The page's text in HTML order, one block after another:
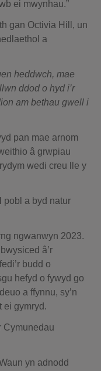
ei mwynhau.”
gan Octivia Hill, un
a
heddwch, mae
ddod o hyd i’r
am bethau gwell i
pan mae arnom
â grwpiau
wedi creu lle y
pobl a byd natur
ngwanwyn 2023.
â’r
budd o
hefyd o fywyd go
a ffynnu, sy’n
ei gymryd.
Cymunedau
yn adnodd